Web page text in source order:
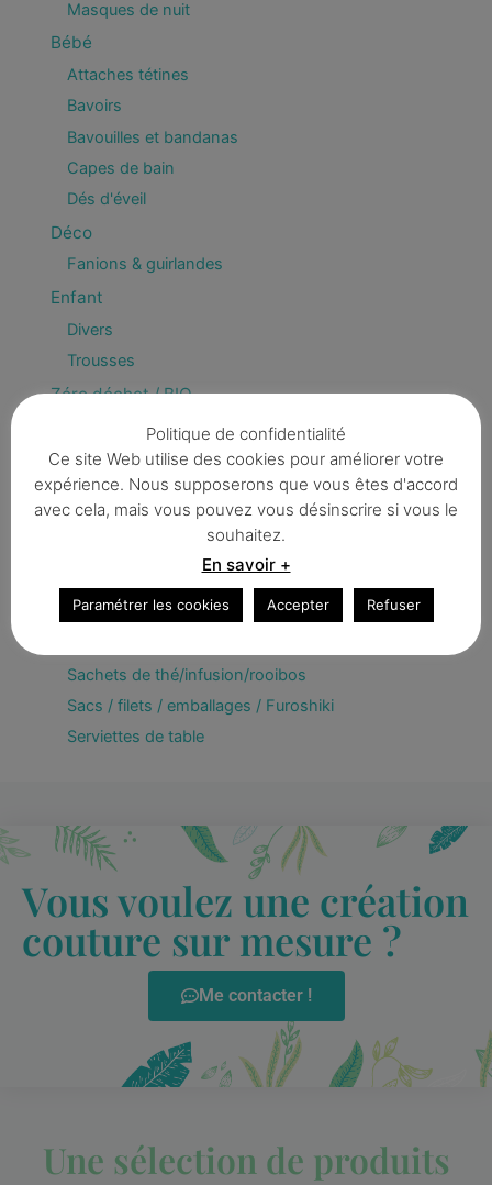
Masques de nuit
Bébé
Attaches tétines
Bavoirs
Bavouilles et bandanas
Capes de bain
Dés d'éveil
Déco
Fanions & guirlandes
Enfant
Divers
Trousses
Zéro déchet / BIO
Couvercles écologiques
Eponges
Essuie-touts lavables
Lingettes démaquillantes
Sachets de thé/infusion/rooibos
Sacs / filets / emballages / Furoshiki
Serviettes de table
Vous voulez une création
couture sur mesure ?
Me contacter !
Une sélection de produits
Politique de confidentialité
Ce site Web utilise des cookies pour améliorer votre
expérience. Nous supposerons que vous êtes d'accord
avec cela, mais vous pouvez vous désinscrire si vous le
souhaitez.
En savoir +
Paramétrer les cookies Accepter Refuser